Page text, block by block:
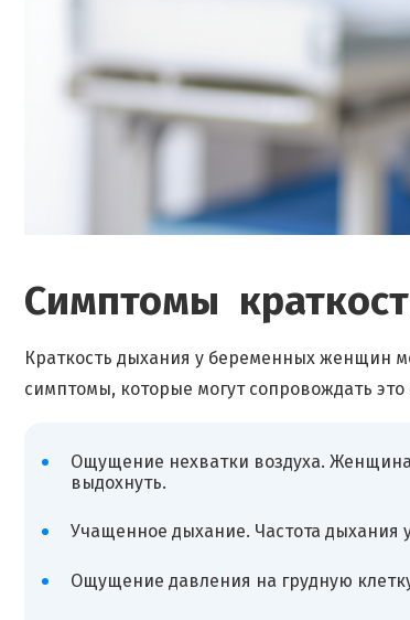
Симптомы
Краткость дыхания у беременных женщин
симптомы, которые могут сопровождать это
Ощущение нехватки воздуха. Женщина
выдохнуть.
Учащенное дыхание. Частота дыхания
Ощущение давления на грудную